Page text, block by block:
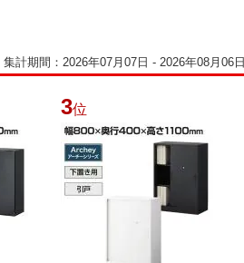
集計期間：2026年07月07日 - 2026年08月06日
3位